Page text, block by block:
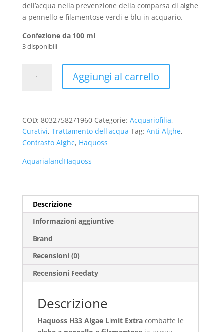
dell’acqua nella prevenzione della comparsa di alghe
a pennello e filamentose verdi e blu in acquario.
Confezione da 100 ml
3 disponibili
quantità
Aggiungi al carrello
COD: 8032758271960 Categorie: Acquariofilia,
Curativi, Trattamento dell'acqua Tag: Anti Alghe,
Contrasto Alghe, Haquoss
AquarialandHaquoss
Descrizione
Informazioni aggiuntive
Brand
Recensioni (0)
Recensioni Feedaty
Descrizione
Haquoss H33 Algae Limit Extracombatte le